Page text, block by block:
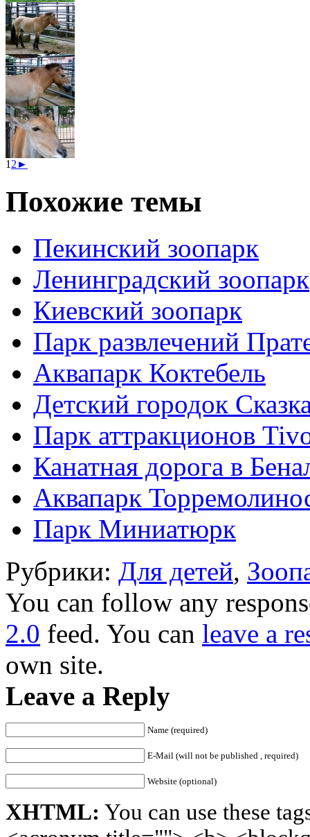
1 2 ►
Похожие темы
Пекинский зоопарк
Ленинградский зоопарк
Киевский зоопарк
Парк развлечений
Аквапарк Коктебель
Детский городок
Парк аттракционов
Канатная дорога в
Аквапарк
Парк Миниатюрк
Рубрики: Для детей,
You can follow any
2.0 feed. You can leave a
own site.
Leave a Reply
Name (required)
E-Mail (will not be published , required)
Website (optional)
XHTML: You can use these